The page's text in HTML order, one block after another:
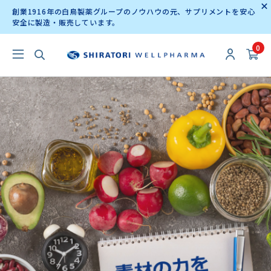
創業1916年の白鳥製薬グループのノウハウの元、サプリメントを安心
安全に製造・販売しています。
0